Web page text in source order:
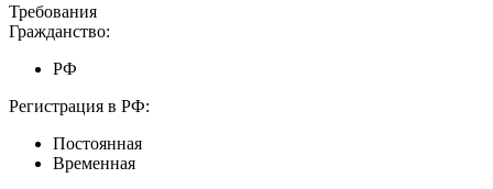
Требования
Гражданство:
РФ
Регистрация в РФ:
Постоянная
Временная